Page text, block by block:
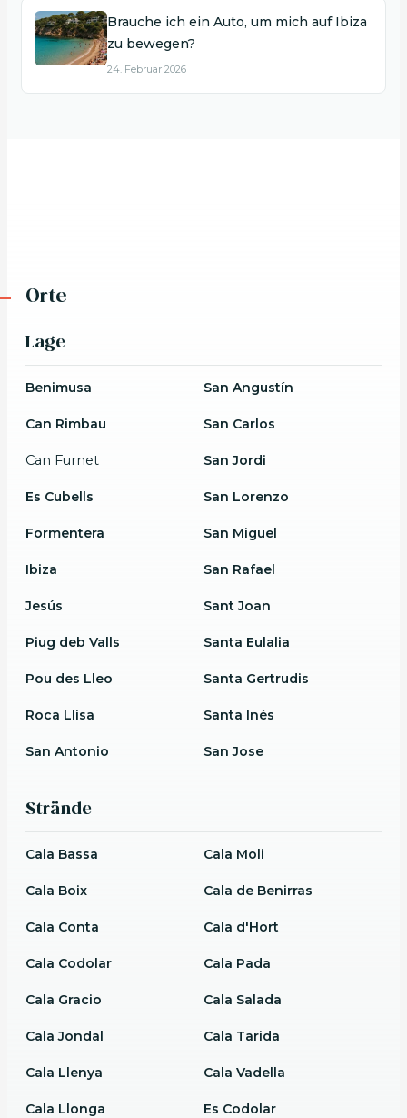
Brauche ich ein Auto, um mich auf Ibiza
zu bewegen?
24. Februar 2026
Orte
Lage
Benimusa
Can Rimbau
Can Furnet
Es Cubells
Formentera
Ibiza
Jesús
Piug deb Valls
Pou des Lleo
Roca Llisa
San Antonio
San Angustín
San Carlos
San Jordi
San Lorenzo
San Miguel
San Rafael
Sant Joan
Santa Eulalia
Santa Gertrudis
Santa Inés
San Jose
Strände
Cala Bassa
Cala Boix
Cala Conta
Cala Codolar
Cala Gracio
Cala Jondal
Cala Llenya
Cala Llonga
Cala Moli
Cala de Benirras
Cala d'Hort
Cala Pada
Cala Salada
Cala Tarida
Cala Vadella
Es Codolar